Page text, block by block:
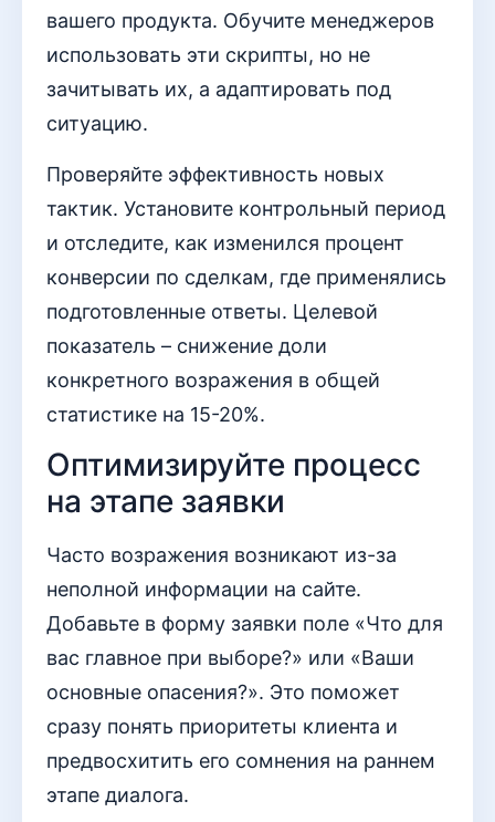
вашего продукта. Обучите менеджеров
использовать эти скрипты, но не
зачитывать их, а адаптировать под
ситуацию.
Проверяйте эффективность новых
тактик. Установите контрольный период
и отследите, как изменился процент
конверсии по сделкам, где применялись
подготовленные ответы. Целевой
показатель – снижение доли
конкретного возражения в общей
статистике на 15-20%.
Оптимизируйте процесс
на этапе заявки
Часто возражения возникают из-за
неполной информации на сайте.
Добавьте в форму заявки поле «Что для
вас главное при выборе?» или «Ваши
основные опасения?». Это поможет
сразу понять приоритеты клиента и
предвосхитить его сомнения на раннем
этапе диалога.